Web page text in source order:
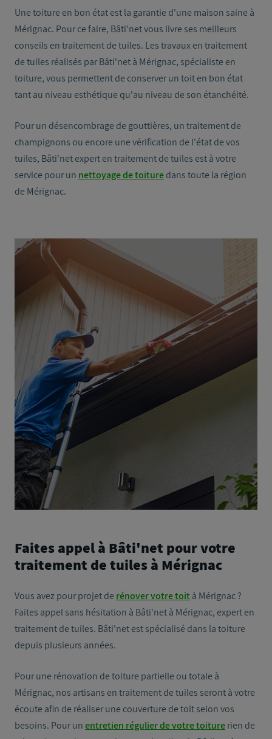
Une toiture en bon état est la garantie d'une maison saine à
Mérignac. Pour ce faire, Bâti'net vous livre ses meilleurs
conseils en traitement de tuiles. Les travaux en traitement
de tuiles réalisés par Bâti'net à Mérignac, spécialiste en
toiture, vous permettent de conserver un toit en bon état
tant au niveau esthétique qu'au niveau de son étanchéité.
Pour un désencombrage de gouttières, un traitement de
champignons ou encore une vérification de l'état de vos
tuiles, Bâti'net expert en traitement de tuiles est à votre
service pour un nettoyage de toituredans toute la région
de Mérignac.
Faites appel à Bâti'net pour votre
traitement de tuiles à Mérignac
Vous avez pour projet derénover votre toità Mérignac ?
Faites appel sans hésitation à Bâti'net à Mérignac, expert en
traitement de tuiles. Bâti'net est spécialisé dans la toiture
depuis plusieurs années.
Pour une rénovation de toiture partielle ou totale à
Mérignac, nos artisans en traitement de tuiles seront à votre
écoute afin de réaliser une couverture de toit selon vos
besoins. Pour unentretien régulier de votre toiturerien de